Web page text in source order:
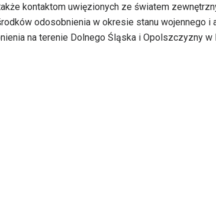
kontaktom uwięzionych ze światem
odosobnienia w okresie stanu wojennego i
na terenie Dolnego Śląska i Opolszczyzny w